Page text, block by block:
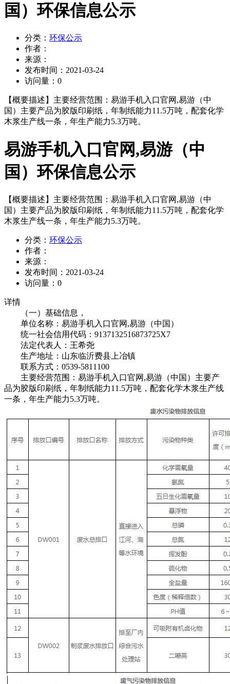
国）环保信息公示
分类： 环保公示
作者：
来源：
发布时间： 2021-03-24
访问量： 0
【概要描述】 主要经营范围：易游手机入口官网,易游（中
国）主要产品为胶版印刷纸，年制纸能力11.5万吨，配套化学
木浆生产线一条，年生产能力5.3万吨。
易游手机入口官网,易游（中
国）环保信息公示
【概要描述】 主要经营范围：易游手机入口官网,易游（中
国）主要产品为胶版印刷纸，年制纸能力11.5万吨，配套化学
木浆生产线一条，年生产能力5.3万吨。
分类： 环保公示
作者：
来源：
发布时间： 2021-03-24
访问量： 0
详情
（一）基础信息，
单位名称：易游手机入口官网,易游（中国）
统一社会信用代码：9137132516873725X7
法定代表人：王希尧
生产地址：山东临沂费县上冶镇
联系方式：0539-5811100
主要经营范围：易游手机入口官网,易游（中国）主要产
品为胶版印刷纸，年制纸能力11.5万吨，配套化学木浆生产线
一条，年生产能力5.3万吨。